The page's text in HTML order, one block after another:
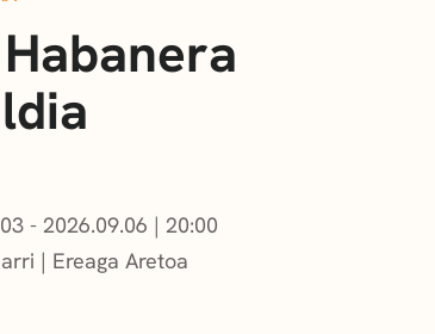
- 2026.09.06 | 20:00
| Ereaga Aretoa